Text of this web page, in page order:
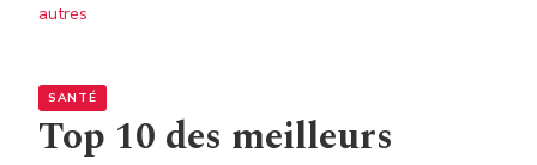
autres
SANTÉ
Top 10 des meilleurs